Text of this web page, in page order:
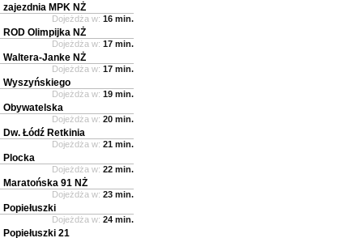
zajezdnia MPK NŻ
Dojeżdża w: 16 min.
ROD Olimpijka NŻ
Dojeżdża w: 17 min.
Waltera-Janke NŻ
Dojeżdża w: 17 min.
Wyszyńskiego
Dojeżdża w: 19 min.
Obywatelska
Dojeżdża w: 20 min.
Dw. Łódź Retkinia
Dojeżdża w: 21 min.
Plocka
Dojeżdża w: 22 min.
Maratońska 91 NŻ
Dojeżdża w: 23 min.
Popiełuszki
Dojeżdża w: 24 min.
Popiełuszki 21